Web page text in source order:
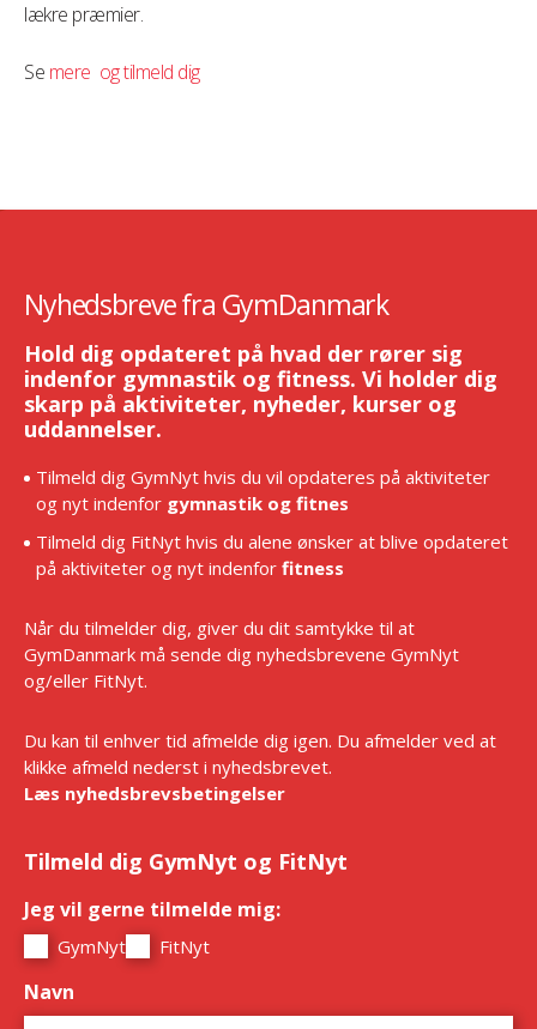
lækre præmier.
Se mere og tilmeld dig
Nyhedsbreve fra GymDanmark
Hold dig opdateret på hvad der rører sig
indenfor gymnastik og fitness. Vi holder dig
skarp på aktiviteter, nyheder, kurser og
uddannelser.
Tilmeld dig GymNyt hvis du vil opdateres på aktiviteter
og nyt indenfor gymnastik og fitnes
Tilmeld dig FitNyt hvis du alene ønsker at blive opdateret
på aktiviteter og nyt indenfor fitness
Når du tilmelder dig, giver du dit samtykke til at
GymDanmark må sende dig nyhedsbrevene GymNyt
og/eller FitNyt.
Du kan til enhver tid afmelde dig igen. Du afmelder ved at
klikke afmeld nederst i nyhedsbrevet.
Læs nyhedsbrevsbetingelser
Tilmeld dig GymNyt og FitNyt
Jeg vil gerne tilmelde mig:
GymNyt FitNyt
Navn